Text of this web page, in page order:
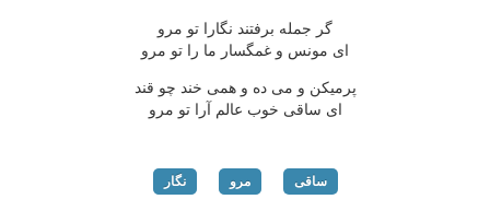
گر جمله برفتند نگارا تو مرو
ای مونس و غمگسار ما را تو مرو
پرمیکن و می ده و همی خند چو قند
ای ساقی خوب عالم آرا تو مرو
ساقی مرو نگار